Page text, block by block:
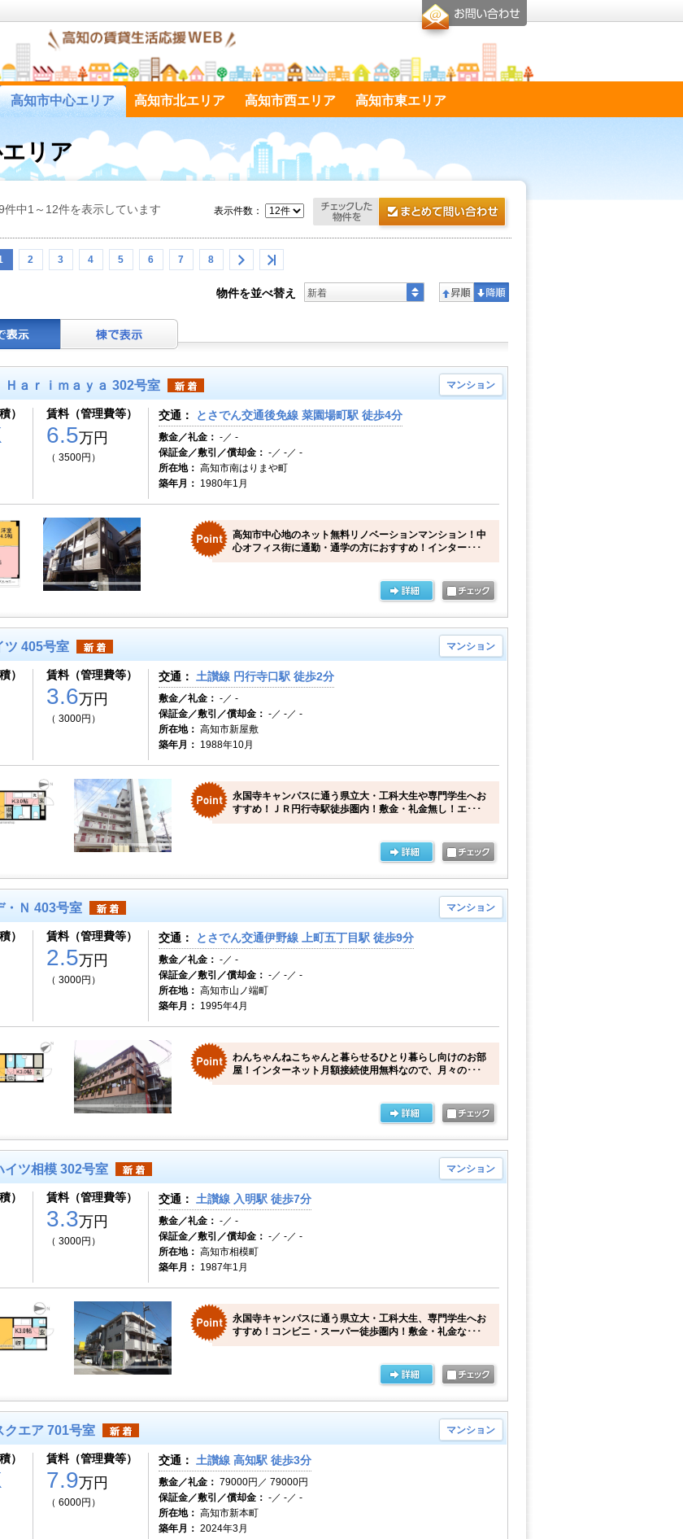
高知市中心エリア 高知市北エリア 高知市西エリア 高知市東エリア
リア
件中1～12件を表示しています
2 3 4 5 6 7 8
表示件数：
物件を並べ替え 新着
ａｒｉｍａｙａ 302号室 マンション
） 賃料（管理費等）
6.5万円
（ 3500円）
交通： とさでん交通後免線 菜園場町駅 徒歩4分
敷金／礼金： -／ -
保証金／敷引／償却金： -／ -／ -
所在地： 高知市南はりまや町
築年月： 1980年1月
高知市中心地のネット無料リノベーションマンション！中
心オフィス街に通勤・通学の方におすすめ！インター･･･
ツ 405号室 マンション
） 賃料（管理費等）
3.6万円
（ 3000円）
交通： 土讃線 円行寺口駅 徒歩2分
敷金／礼金： -／ -
保証金／敷引／償却金： -／ -／ -
所在地： 高知市新屋敷
築年月： 1988年10月
永国寺キャンパスに通う県立大・工科大生や専門学生へお
すすめ！ＪＲ円行寺駅徒歩圏内！敷金・礼金無し！エ･･･
・Ｎ 403号室 マンション
） 賃料（管理費等）
2.5万円
（ 3000円）
交通： とさでん交通伊野線 上町五丁目駅 徒歩9分
敷金／礼金： -／ -
保証金／敷引／償却金： -／ -／ -
所在地： 高知市山ノ端町
築年月： 1995年4月
わんちゃんねこちゃんと暮らせるひとり暮らし向けのお部
屋！インターネット月額接続使用無料なので、月々の･･･
イツ相模 302号室 マンション
） 賃料（管理費等）
3.3万円
（ 3000円）
交通： 土讃線 入明駅 徒歩7分
敷金／礼金： -／ -
保証金／敷引／償却金： -／ -／ -
所在地： 高知市相模町
築年月： 1987年1月
永国寺キャンパスに通う県立大・工科大生、専門学生へお
すすめ！コンビニ・スーパー徒歩圏内！敷金・礼金な･･･
クエア 701号室 マンション
） 賃料（管理費等）
7.9万円
（ 6000円）
交通： 土讃線 高知駅 徒歩3分
敷金／礼金： 79000円／ 79000円
保証金／敷引／償却金： -／ -／ -
所在地： 高知市新本町
築年月： 2024年3月